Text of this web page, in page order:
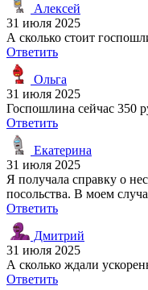
Алексей
31 июля 2025
А сколько стоит
Ответить
Ольга
31 июля 2025
Госпошлина сейчас 350
Ответить
Екатерина
31 июля 2025
Я получала справку о
посольства. В моем
Ответить
Дмитрий
31 июля 2025
А сколько ждали
Ответить